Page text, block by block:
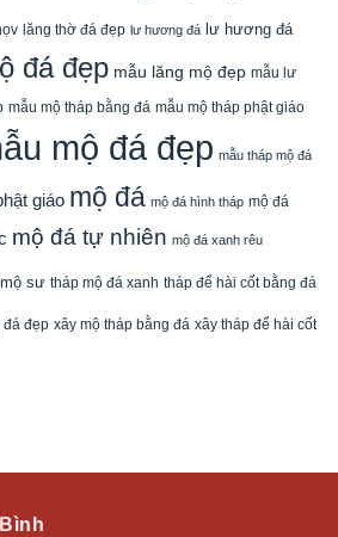
lăng thờ đá đẹp lư hương đá lư hương đá
đá đẹp mẫu lăng mộ đẹp mẫu lư
mẫu mộ tháp bằng đá mẫu mộ tháp phật giáo
mộ đá đẹp mẫu tháp mộ đá
giáo mộ đá mộ đá hình tháp mộ đá
mộ đá tự nhiên mộ đá xanh rêu
sư tháp mộ đá xanh tháp để hài cốt bằng đá
đá đẹp xây mộ tháp bằng đá xây tháp để hài cốt